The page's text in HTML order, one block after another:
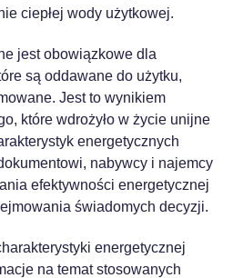
ciepłej wody użytkowej.
jest obowiązkowe dla
są oddawane do użytku,
Jest to wynikiem
które wdrożyło w życie unijne
energetycznych
nabywcy i najemcy
efektywności energetycznej
świadomych decyzji.
energetycznej
na temat stosowanych